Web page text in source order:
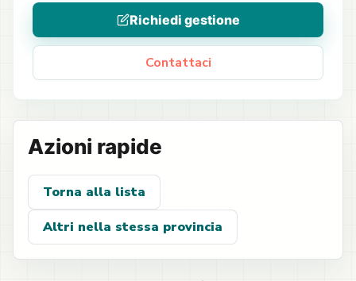
Richiedi gestione
Contattaci
Azioni rapide
Torna alla lista
Altri nella stessa provincia